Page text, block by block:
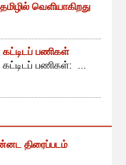
வெளியாகிறது
கட்டிடப் பணிகள்
கட்டிடப் பணிகள்: ...
திரைப்படம்